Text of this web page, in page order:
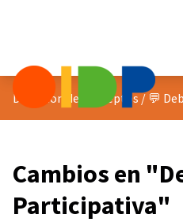
Discusion de conceptos/ 💬
Cambios en
Participativa"